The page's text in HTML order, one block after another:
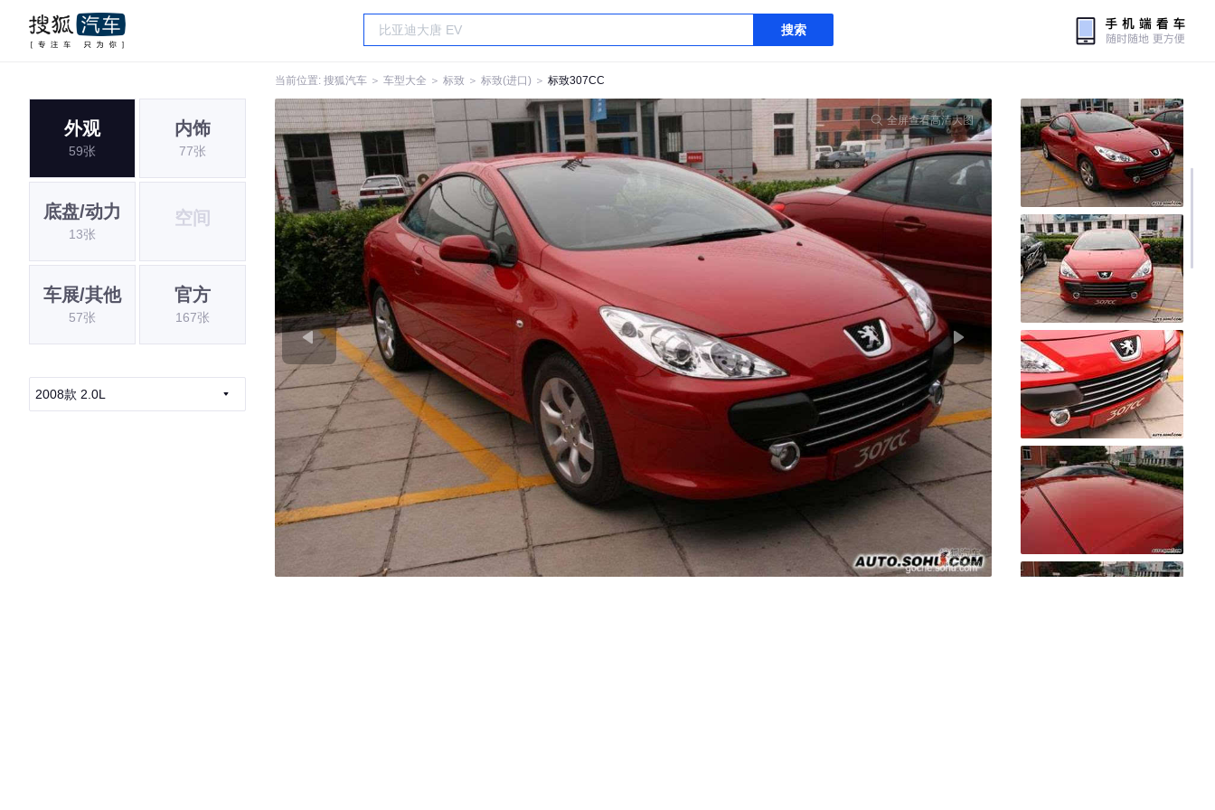
搜索
当前位置: 搜狐汽车 ＞ 车型大全 ＞ 标致 ＞ 标致(进口) ＞ 标致307CC
外观
59张
内饰
77张
底盘/动力
13张
空间
车展/其他
57张
官方
167张
2008款 2.0L
全屏查看高清大图